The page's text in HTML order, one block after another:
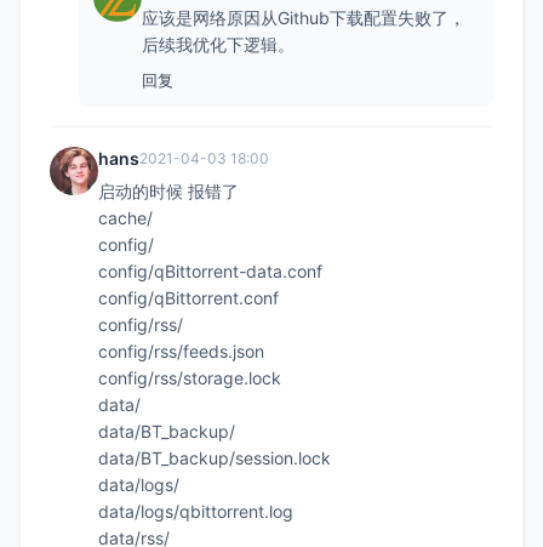
应该是网络原因从Github下载配置失败了，
后续我优化下逻辑。
回复
hans2021-04-03 18:00
启动的时候 报错了
cache/
config/
config/qBittorrent-data.conf
config/qBittorrent.conf
config/rss/
config/rss/feeds.json
config/rss/storage.lock
data/
data/BT_backup/
data/BT_backup/session.lock
data/logs/
data/logs/qbittorrent.log
data/rss/